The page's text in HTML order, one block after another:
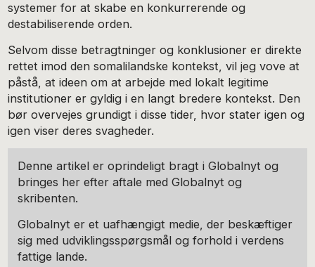
systemer for at skabe en konkurrerende og
destabiliserende orden.
Selvom disse betragtninger og konklusioner er direkte
rettet imod den somalilandske kontekst, vil jeg vove at
påstå, at ideen om at arbejde med lokalt legitime
institutioner er gyldig i en langt bredere kontekst. Den
bør overvejes grundigt i disse tider, hvor stater igen og
igen viser deres svagheder.
Denne artikel er oprindeligt bragt i Globalnyt og
bringes her efter aftale med Globalnyt og
skribenten.
Globalnyt er et uafhængigt medie, der beskæftiger
sig med udviklingsspørgsmål og forhold i verdens
fattige lande.